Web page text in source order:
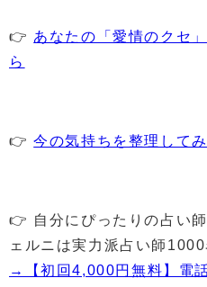
👉 あなたの「愛情のクセ
ら
👉今の気持ちを整理して
👉 自分にぴったりの占い
ェルニは実力派占い師1000
→【初回4,000円無料】電